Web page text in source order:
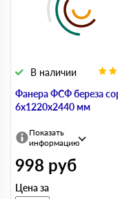
Фанера ФСФ береза
6х1220х2440 мм
В наличии
Показать
информацию
998 руб
Цена за